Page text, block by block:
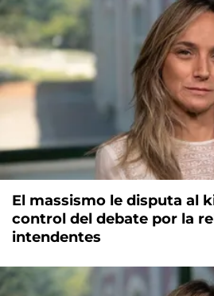
El massismo le disputa al
control del debate por la
intendentes